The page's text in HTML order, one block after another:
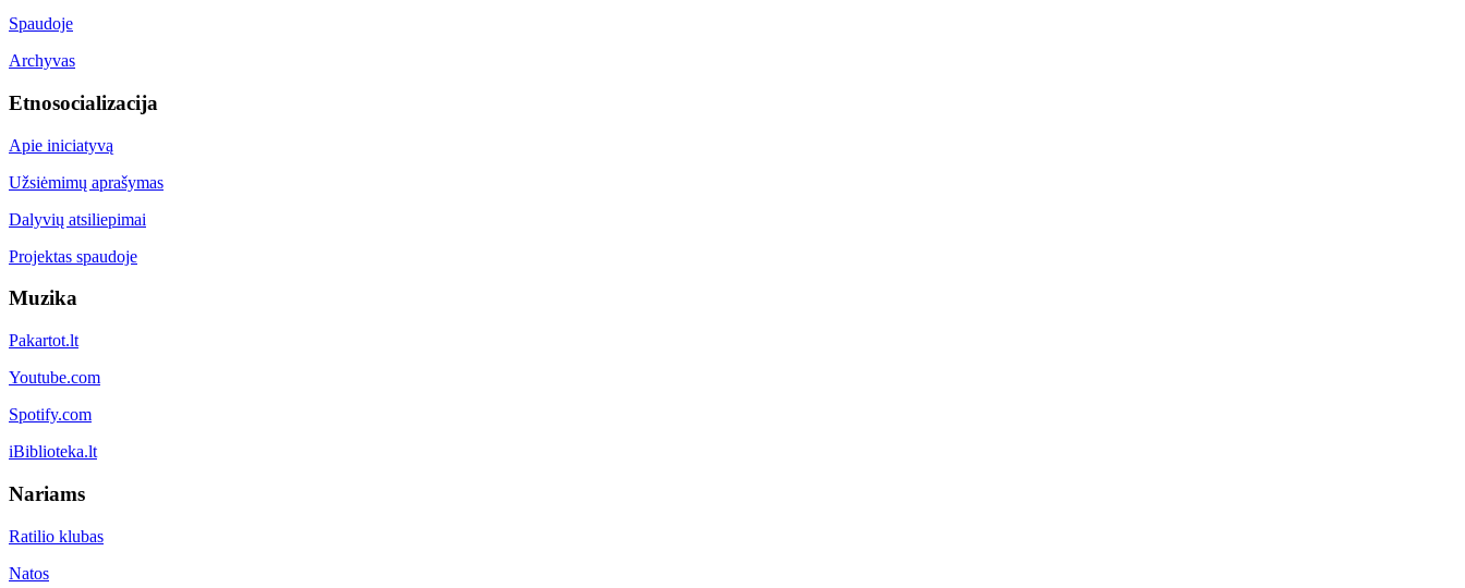
Spaudoje
Archyvas
Etnosocializacija
Apie iniciatyvą
Užsiėmimų aprašymas
Dalyvių atsiliepimai
Projektas spaudoje
Muzika
Pakartot.lt
Youtube.com
Spotify.com
iBiblioteka.lt
Nariams
Ratilio klubas
Natos